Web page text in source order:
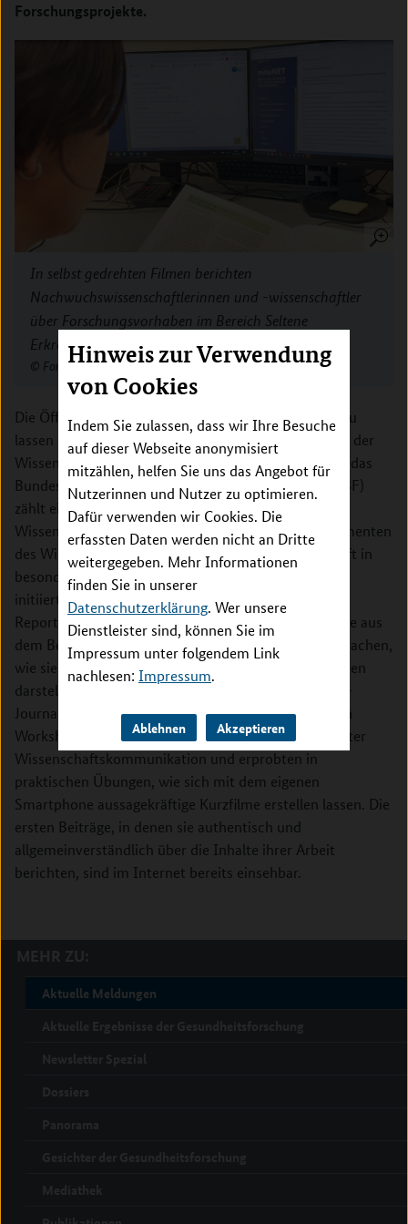
Hinweis zur Verwendung
von Cookies
Indem Sie zulassen, dass wir Ihre Besuche
auf dieser Webseite anonymisiert
mitzählen, helfen Sie uns das Angebot für
Nutzerinnen und Nutzer zu optimieren.
Dafür verwenden wir Cookies. Die
erfassten Daten werden nicht an Dritte
weitergegeben. Mehr Informationen
finden Sie in unserer
Datenschutzerklärung. Wer unsere
Dienstleister sind, können Sie im
Impressum unter folgendem Link
nachlesen: Impressum.
Ablehnen Akzeptieren
Forschungsprojekte.
In selbst gedrehten Filmen berichten
Nachwuchswissenschaftlerinnen und -wissenschaftler
über Forschungsvorhaben im Bereich Seltene
Erkrankungen.
Forschungsverbund mitoNET/LMU München
Die Öffentlichkeit an ihren Erkenntnissen teilhaben zu
lassen – in den vergangenen Jahren ist diese Aufgabe der
Wissenschaft zunehmend wichtiger geworden. Auch das
Bundesministerium für Bildung und Forschung (BMBF)
zählt eine verantwortungsvolle
Wissenschaftskommunikation zu den integralen Elementen
des Wissenschaftssystems und sieht die Wissenschaft in
besonderer Weise gefordert. In einem vom BMBF
initiierten Online-Workshop zum Thema „Mobile
Reporting“ konnten sich junge Nachwuchsforschende aus
dem Bereich Seltene Erkrankungen damit vertraut machen,
wie sie ihre Forschungsarbeiten in filmischen Berichten
darstellen können. In dem von einem erfahrenen TV-
Journalisten und Medienwissenschaftler moderierten
Workshop erfuhren sie mehr über die Grundlagen guter
Wissenschaftskommunikation und erprobten in
praktischen Übungen, wie sich mit dem eigenen
Smartphone aussagekräftige Kurzfilme erstellen lassen. Die
ersten Beiträge, in denen sie authentisch und
allgemeinverständlich über die Inhalte ihrer Arbeit
berichten, sind im Internet bereits einsehbar.
Aktuelle Meldungen